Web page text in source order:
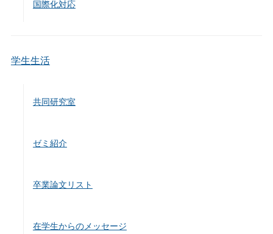
国際化対応
学生生活
共同研究室
ゼミ紹介
卒業論文リスト
在学生からのメッセージ